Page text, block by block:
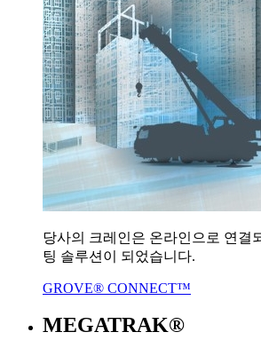
당사의 크레인은 온라인으로 연결
팅 솔루션이 되었습니다.
GROVE® CONNECT™
MEGATRAK®